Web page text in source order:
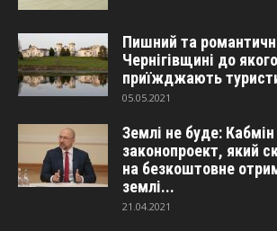
Пишний та
Чернігівщині до
приїжджають
05.05.2021
Землі не буде: Кабмін
законопроект, який
на безкоштовне
землі...
21.04.2021